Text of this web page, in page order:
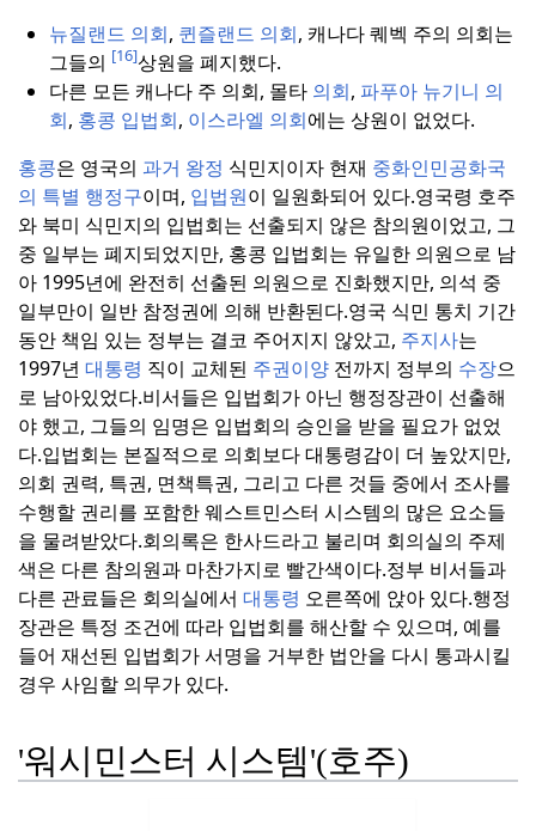
뉴질랜드 의회, 퀸즐랜드 의회, 캐나다 퀘벡 주의 의회는
그들의 [16]상원을 폐지했다.
다른 모든 캐나다 주 의회, 몰타 의회, 파푸아 뉴기니 의
회, 홍콩 입법회, 이스라엘 의회에는 상원이 없었다.
홍콩은 영국의 과거 왕정 식민지이자 현재 중화인민공화국
의 특별 행정구이며, 입법원이 일원화되어 있다.영국령 호주
와 북미 식민지의 입법회는 선출되지 않은 참의원이었고, 그
중 일부는 폐지되었지만, 홍콩 입법회는 유일한 의원으로 남
아 1995년에 완전히 선출된 의원으로 진화했지만, 의석 중
일부만이 일반 참정권에 의해 반환된다.영국 식민 통치 기간
동안 책임 있는 정부는 결코 주어지지 않았고, 주지사는
1997년 대통령 직이 교체된 주권이양 전까지 정부의 수장으
로 남아있었다.비서들은 입법회가 아닌 행정장관이 선출해
야 했고, 그들의 임명은 입법회의 승인을 받을 필요가 없었
다.입법회는 본질적으로 의회보다 대통령감이 더 높았지만,
의회 권력, 특권, 면책특권, 그리고 다른 것들 중에서 조사를
수행할 권리를 포함한 웨스트민스터 시스템의 많은 요소들
을 물려받았다.회의록은 한사드라고 불리며 회의실의 주제
색은 다른 참의원과 마찬가지로 빨간색이다.정부 비서들과
다른 관료들은 회의실에서 대통령 오른쪽에 앉아 있다.행정
장관은 특정 조건에 따라 입법회를 해산할 수 있으며, 예를
들어 재선된 입법회가 서명을 거부한 법안을 다시 통과시킬
경우 사임할 의무가 있다.
'워시민스터 시스템'(호주)